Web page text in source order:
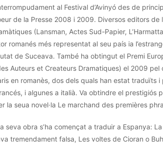
al Festival d’Avinyó des de
de la Presse 2008 i 2009. Diversos editors de
(Lansman, Actes Sud-Papier, L’
romanés més representat al seu país ia
de Suceava. També ha obtingut el Premi
Auteurs et Createurs Dramatiques) el 2009 pel
en romanès, dos dels quals han estat traduïts i
i algunes a italià. Va obtindre el prestigiós
la seua novel·la Le marchand des premières
seva obra s’ha començat a traduir a Espanya:
tremendament falsa, Les voltes de Cioran o